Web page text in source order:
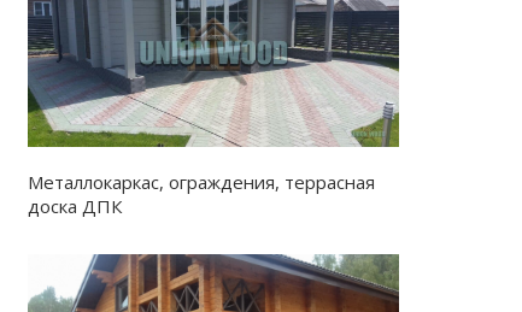
Металлокаркас, ограждения, террасная
доска ДПК